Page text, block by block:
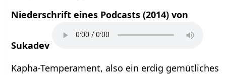
Niederschrift eines Podcasts (2014) von
Sukadev
Kapha-Temperament, also ein erdig gemütliches